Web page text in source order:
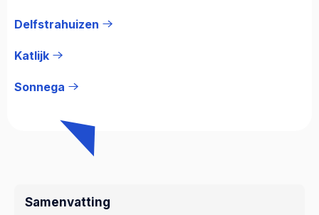
Delfstrahuizen
Katlijk
Sonnega
Samenvatting